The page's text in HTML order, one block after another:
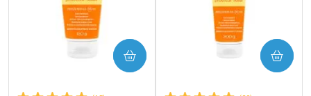
COMPRAR COMPRAR